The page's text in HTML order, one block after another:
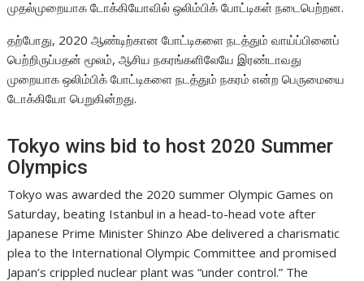
முதல்முறையாக டோக்கியோவில் ஒலிம்பிக் போட்டிகள் நடைபெற்றன.
தற்போது, 2020 ஆண்டிற்கான போட்டிகளை நடத்தும் வாய்ப்பினைப்
பெற்றிருப்பதன் மூலம், ஆசிய நகரங்களிலேயே இரண்டாவது
முறையாக ஒலிம்பிக் போட்டிகளை நடத்தும் நகரம் என்ற பெருமையை
டோக்கியோ பெறுகின்றது.
Tokyo wins bid to host 2020 Summer
Olympics
Tokyo was awarded the 2020 summer Olympic Games on
Saturday, beating Istanbul in a head-to-head vote after
Japanese Prime Minister Shinzo Abe delivered a charismatic
plea to the International Olympic Committee and promised
Japan’s crippled nuclear plant was “under control.” The